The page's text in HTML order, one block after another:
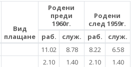
Вид
плащане
Родени
преди
1960г.
Родени
след 1959г.
раб.
служ. раб.
служ.
11.02 8.78 8.22
6.58
2.10 1.40 2.10
1.40